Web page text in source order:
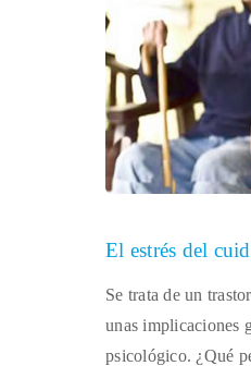
El estrés del
Se trata de un
unas implicaciones
psicológico. ¿Qué